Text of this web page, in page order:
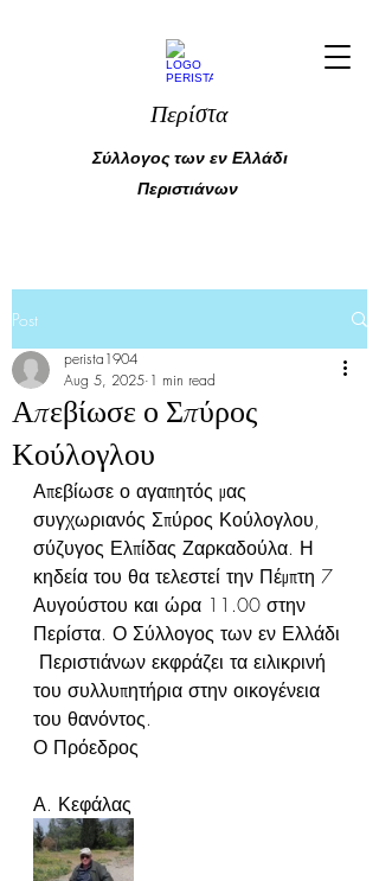
Περίστα
Σύλλογος των εν Ελλάδι
Περιστιάνων
Post
Απεβίωσε ο Σπύρος
Κούλογλου
perista1904
Aug 5, 2025 1 min read
Απεβίωσε ο αγαπητός μας
συγχωριανός Σπύρος Κούλογλου,
σύζυγος Ελπίδας Ζαρκαδούλα. Η
κηδεία του θα τελεστεί την Πέμπτη 7
Αυγούστου και ώρα 11.00 στην
Περίστα. Ο Σύλλογος των εν Ελλάδι
του συλλυπητήρια στην οικογένεια
του θανόντος.
Ο Πρόεδρος
Α. Κεφάλας